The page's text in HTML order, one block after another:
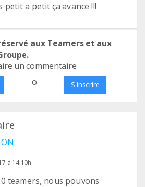
petit a petit ça avance !!!
aux Teamers et aux
un commentaire
o S'inscrire
à 14:10h
teamers, nous pouvons